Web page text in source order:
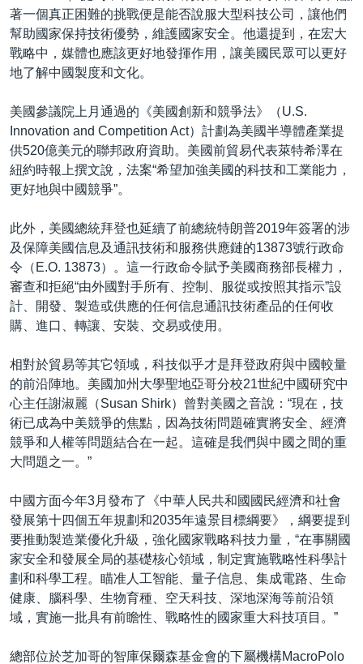
著一個真正困難的挑戰便是能否說服大型科技公司，讓他們
幫助國家保持技術優勢，維護國家安全。他還提到，在宏大
戰略中，媒體也應該更好地發揮作用，讓美國民眾可以更好
地了解中國製度和文化。
美國參議院上月通過的《美國創新和競爭法》（U.S.
Innovation and Competition Act）計劃為美國半導體產業提
供520億美元的聯邦政府資助。美國前貿易代表萊特希澤在
紐約時報上撰文說，法案“希望加強美國的科技和工業能力，
更好地與中國競爭”。
此外，美國總統拜登也延續了前總統特朗普2019年簽署的涉
及保障美國信息及通訊技術和服務供應鏈的13873號行政命
令（E.O. 13873）。這一行政命令賦予美國商務部長權力，
審查和拒絕“由外國對手所有、控制、服從或按照其指示”設
計、開發、製造或供應的任何信息通訊技術產品的任何收
購、進口、轉讓、安裝、交易或使用。
相對於貿易等其它領域，科技似乎才是拜登政府與中國較量
的前沿陣地。美國加州大學聖地亞哥分校21世紀中國研究中
心主任謝淑麗（Susan Shirk）曾對美國之音說：“現在，技
術已成為中美競爭的焦點，因為技術問題確實將安全、經濟
競爭和人權等問題結合在一起。這確是我們與中國之間的重
大問題之一。”
中國方面今年3月發布了《中華人民共和國國民經濟和社會
發展第十四個五年規劃和2035年遠景目標綱要》，綱要提到
要推動製造業優化升級，強化國家戰略科技力量，“在事關國
家安全和發展全局的基礎核心領域，制定實施戰略性科學計
劃和科學工程。瞄准人工智能、量子信息、集成電路、生命
健康、腦科學、生物育種、空天科技、深地深海等前沿領
域，實施一批具有前瞻性、戰略性的國家重大科技項目。”
總部位於芝加哥的智庫保爾森基金會的下屬機構MacroPolo